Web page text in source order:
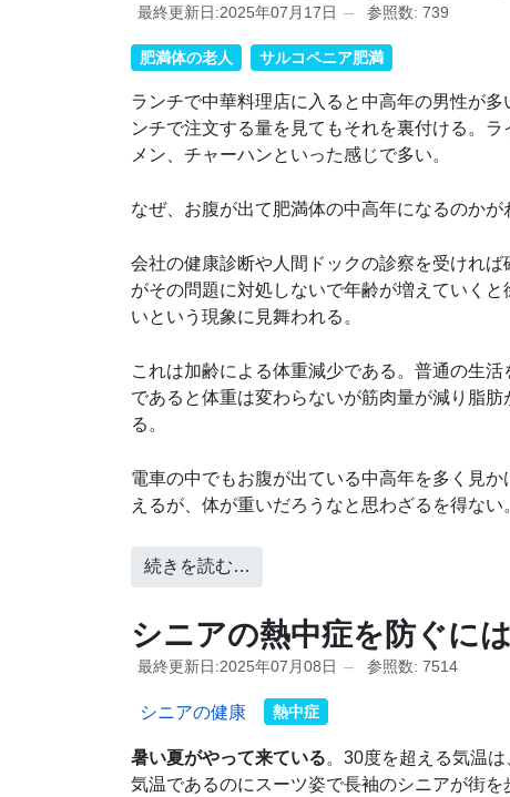
最終更新日:2025年07月17日 参照数: 739
肥満体の老人 サルコペニア肥満
ランチで中華料理店に入ると中高年の男性が
ンチで注文する量を見てもそれを裏付ける。
メン、チャーハンといった感じで多い。
なぜ、お腹が出て肥満体の中高年になるのかが
会社の健康診断や人間ドックの診察を受ければ
がその問題に対処しないで年齢が増えていく
いという現象に見舞われる。
これは加齢による体重減少である。普通の生
であると体重は変わらないが筋肉量が減り脂
る。
電車の中でもお腹が出ている中高年を多く見
えるが、体が重いだろうなと思わざるを得ない
続きを読む…
シニアの熱中症を防ぐに
最終更新日:2025年07月08日 参照数: 7514
シニアの健康 熱中症
暑い夏がやって来ている。30度を超える気温
気温であるのにスーツ姿で長袖のシニアが街を